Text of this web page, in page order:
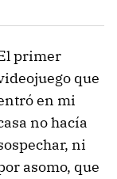
primer
que
en mi
no hacía
ni
asomo, que